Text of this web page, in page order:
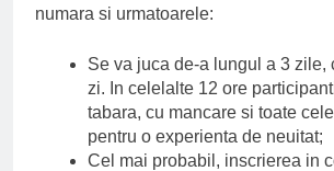
numara si urmatoarele:
Se va juca de-a lungul a 3 zile,
zi. In celelalte 12 ore
tabara, cu mancare si toate
pentru o experienta de neuitat;
Cel mai probabil, inscrierea in